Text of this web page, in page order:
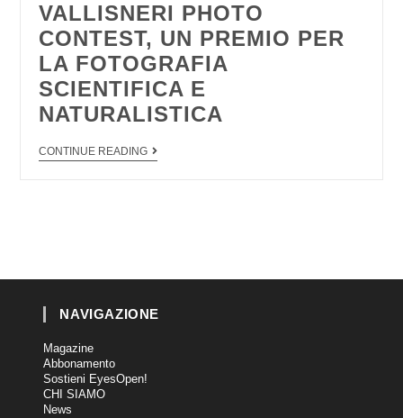
VALLISNERI PHOTO
CONTEST, UN PREMIO PER
LA FOTOGRAFIA
SCIENTIFICA E
NATURALISTICA
CONTINUE READING
NAVIGAZIONE
Magazine
Abbonamento
Sostieni EyesOpen!
CHI SIAMO
News